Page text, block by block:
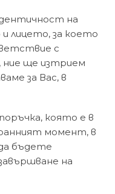
на
лицето, за което
с
ние ще изтрием
за Вас, в
която е в
момент, в
бъдете
на